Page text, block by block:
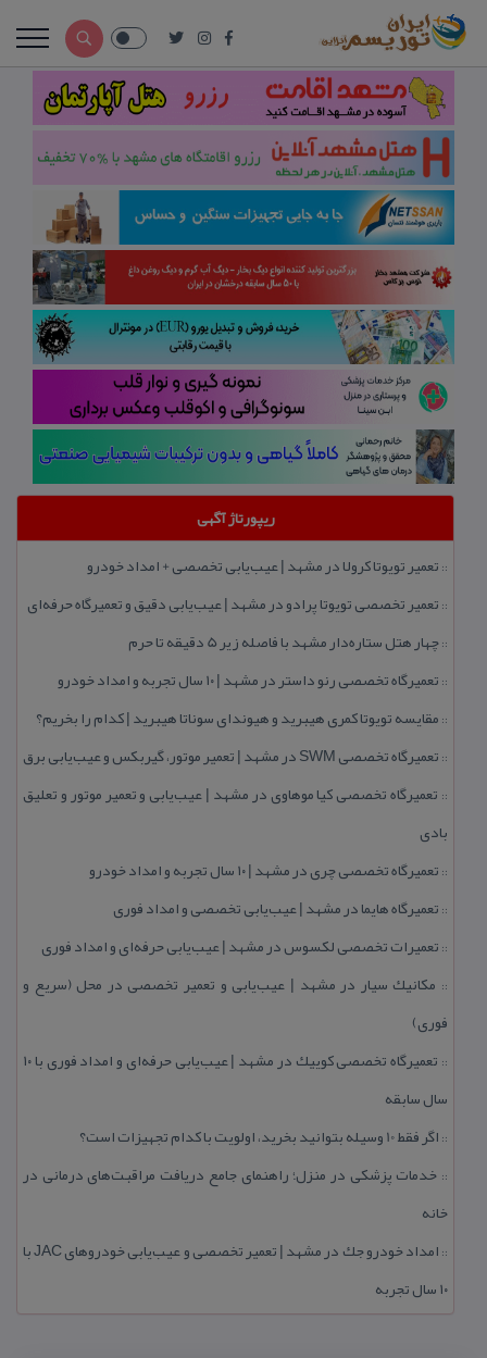
ریپورتاژ آگهی
:: تعمیر تویوتا كرولا در مشهد | عیب‌یابی تخصصی + امداد خودرو
:: تعمیر تخصصی تویوتا پرادو در مشهد | عیب‌یابی دقیق و تعمیرگاه حرفه‌ای
::چهار هتل‌ ستاره‌دار مشهد با فاصله زیر 5 دقیقه تا حرم
:: تعمیرگاه تخصصی رنو داستر در مشهد | ۱۰ سال تجربه و امداد خودرو
:: مقایسه تویوتا كمری هیبرید و هیوندای سوناتا هیبرید | كدام را بخریم؟
:: تعمیرگاه تخصصی SWM در مشهد | تعمیر موتور، گیربكس و عیب‌یابی برق
:: تعمیرگاه تخصصی كیا موهاوی در مشهد | عیب‌یابی و تعمیر موتور و تعلیق
بادی
:: تعمیرگاه تخصصی چری در مشهد | ۱۰ سال تجربه و امداد خودرو
:: تعمیرگاه هایما در مشهد | عیب‌یابی تخصصی و امداد فوری
:: تعمیرات تخصصی لكسوس در مشهد | عیب‌یابی حرفه‌ای و امداد فوری
:: مكانیك سیار در مشهد | عیب‌یابی و تعمیر تخصصی در محل (سریع و
فوری)
::
تعمیرگاه تخصصی كوییك در مشهد | عیب‌یابی حرفه‌ای و امداد فوری با ۱۰
سال سابقه
:: اگر فقط 10 وسیله بتوانید بخرید، اولویت با كدام تجهیزات است؟
:: خدمات پزشكی در منزل؛ راهنمای جامع دریافت مراقبت‌های درمانی در
خانه
::
امداد خودرو جك در مشهد | تعمیر تخصصی و عیب‌یابی خودروهای JAC با
۱۰ سال تجربه